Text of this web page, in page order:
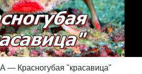
Красногубая "красавица"